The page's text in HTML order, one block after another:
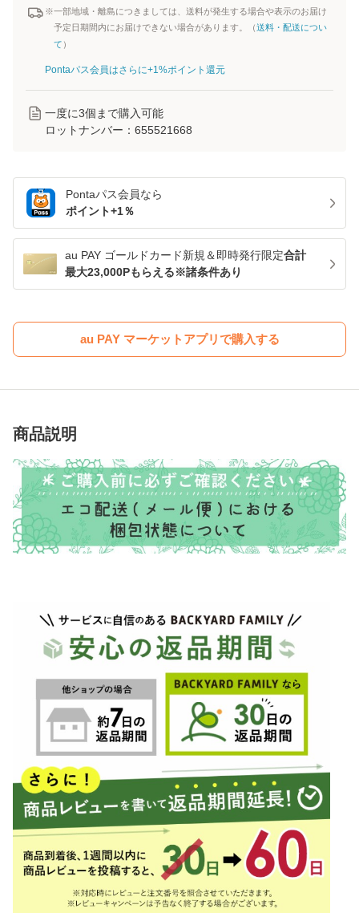
※一部地域・離島につきましては、送料が発生する場合や表示のお届け
予定日期間内にお届けできない場合があります。（送料・配送につい
て ）
Pontaパス会員はさらに+1%ポイント還元
一度に3個まで購入可能
ロットナンバー： 655521668
Pontaパス会員なら
ポイント+1％
au PAY ゴールドカード新規＆即時発行限定合計
最大23,000Pもらえる※諸条件あり
au PAY マーケットアプリで購入する
商品説明